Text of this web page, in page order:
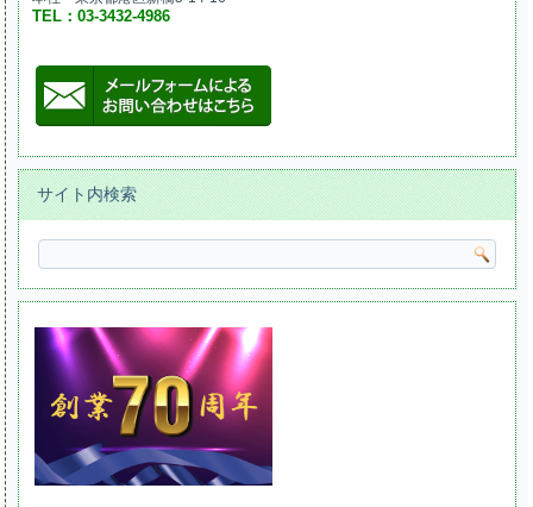
TEL：03-3432-4986
サイト内検索